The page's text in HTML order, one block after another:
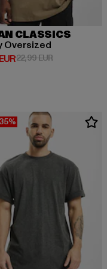
CLASSICS
Oversized
Preis: 15,99 EUR
22,99 EURAktionspreis: